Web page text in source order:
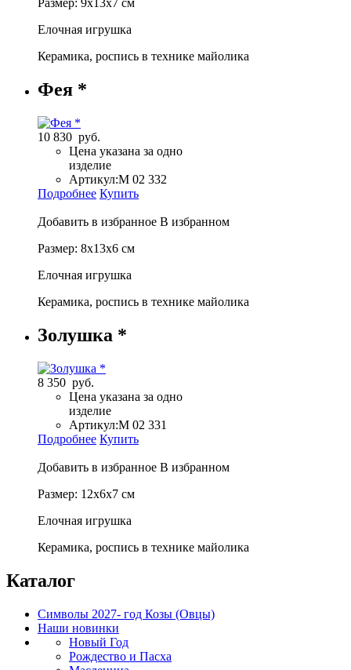
Размер: 9х13х7 см
Елочная игрушка
Керамика, роспись в технике майолика
Фея *
10 830 руб.
Цена указана за одно
изделие
Артикул:М 02 332
Подробнее Купить
Добавить в избранное В избранном
Размер: 8х13х6 см
Елочная игрушка
Керамика, роспись в технике майолика
Золушка *
8 350 руб.
Цена указана за одно
изделие
Артикул:М 02 331
Подробнее Купить
Добавить в избранное В избранном
Размер: 12х6х7 см
Елочная игрушка
Керамика, роспись в технике майолика
Каталог
Символы 2027- год Козы (Овцы)
Наши новинки
Новый Год
Рождество и Пасха